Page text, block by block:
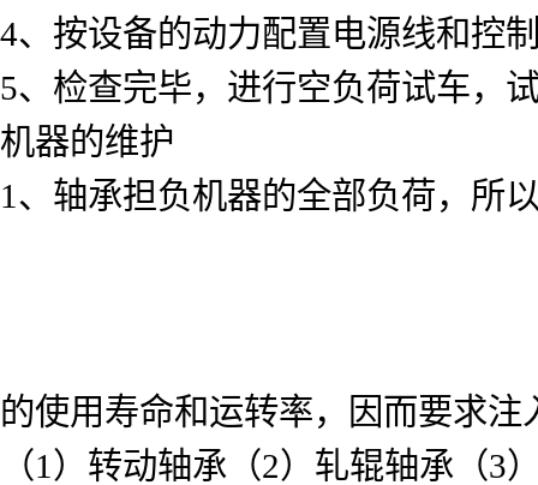
4、按设备的动力配置电源线和控
5、检查完毕，进行空负荷试车，
机器的维护
1、轴承担负机器的全部负荷，所
的使用寿命和运转率，因而要求
（1）转动轴承（2）轧辊轴承（3